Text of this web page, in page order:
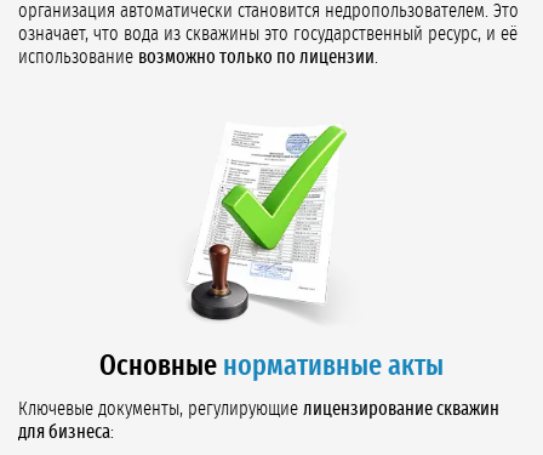
организация автоматически становится недропользователем. Это
означает, что вода из скважины это государственный ресурс, и её
использование возможно только по лицензии
Основные нормативные акты
Ключевые документы, регулирующие лицензирование скважин
для бизнеса: